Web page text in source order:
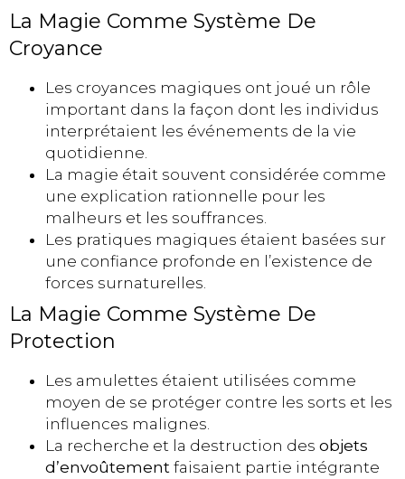
La Magie Comme Système De
Croyance
Les croyances magiques ont joué un rôle
important dans la façon dont les individus
interprétaient les événements de la vie
quotidienne.
La magie était souvent considérée comme
une explication rationnelle pour les
malheurs et les souffrances.
Les pratiques magiques étaient basées sur
une confiance profonde en l’existence de
forces surnaturelles.
La Magie Comme Système De
Protection
Les amulettes étaient utilisées comme
moyen de se protéger contre les sorts et les
influences malignes.
La recherche et la destruction des objets
d’envoûtement faisaient partie intégrante